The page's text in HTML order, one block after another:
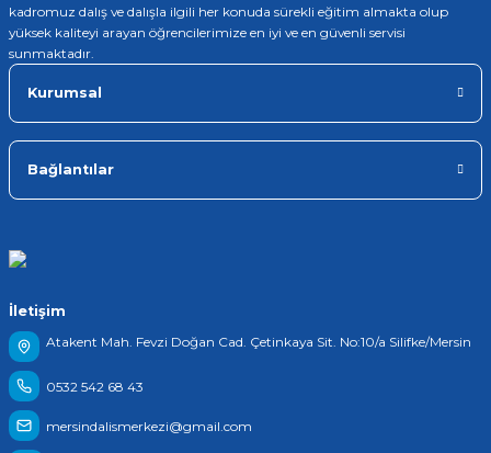
kadromuz dalış ve dalışla ilgili her konuda sürekli eğitim almakta olup
yüksek kaliteyi arayan öğrencilerimize en iyi ve en güvenli servisi
sunmaktadır.
Kurumsal
Bağlantılar
İletişim
Atakent Mah. Fevzi Doğan Cad. Çetinkaya Sit. No:10/a Silifke/Mersin
0532 542 68 43
mersindalismerkezi@gmail.com